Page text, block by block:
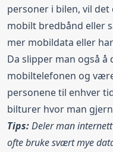
personer i bilen, vil
mobilt bredbånd eller
mer mobildata eller
Da slipper man også
mobiltelefonen og
personene til enhver
bilturer hvor man
Tips:Deler man
ofte bruke svært mye